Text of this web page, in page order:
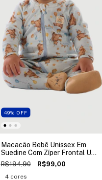
49% OFF
Macacão Bebê Unissex Em
Suedine Com Zíper Frontal Up
Baby
R$194,90 R$99,00
4 cores